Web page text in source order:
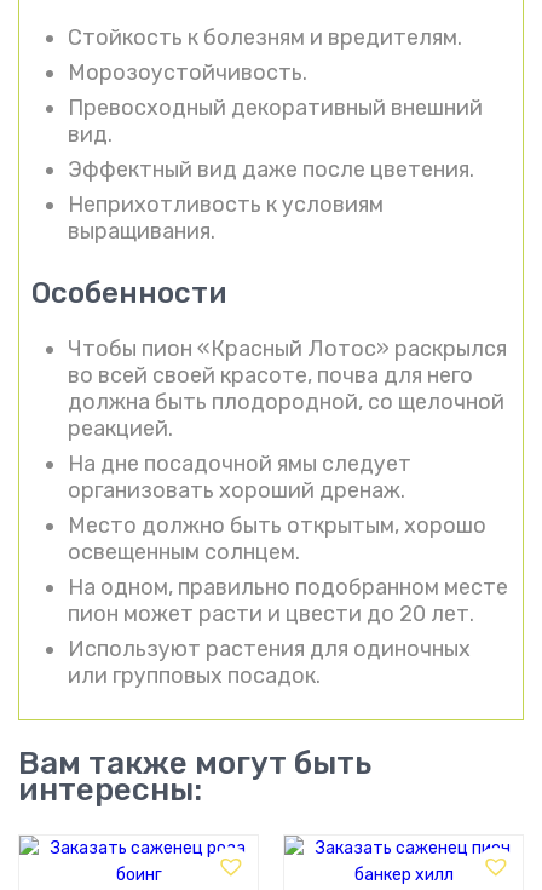
Стойкость к болезням и вредителям.
Морозоустойчивость.
Превосходный декоративный внешний
вид.
Эффектный вид даже после цветения.
Неприхотливость к условиям
выращивания.
Особенности
Чтобы пион «Красный Лотос» раскрылся
во всей своей красоте, почва для него
должна быть плодородной, со щелочной
реакцией.
На дне посадочной ямы следует
организовать хороший дренаж.
Место должно быть открытым, хорошо
освещенным солнцем.
На одном, правильно подобранном месте
пион может расти и цвести до 20 лет.
Используют растения для одиночных
или групповых посадок.
Вам также могут быть
интересны: